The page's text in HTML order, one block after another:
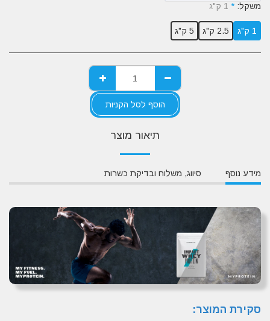
משקל: * 1 ק"ג
1 ק"ג 2.5 ק"ג 5 ק"ג
הוסף לסל הקניות
תיאור מוצר
מידע נוסף סיווג, משלוח ובדיקת כשרות
סקירת המוצר: